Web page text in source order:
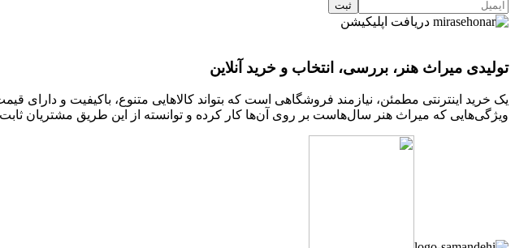
دریافت اپلیکیشن
تولیدی میراث هنر، بررسی، انتخاب و خرید آنلاین
یک خرید اینترنتی مطمئن، نیازمند فروشگاهی است که بتواند کالاهایی متنوع، باکیفیت و
ویژگی‌هایی که میراث هنر سال‌هاست بر روی آن‌ها کار کرده و توانسته از این طریق مشتریان ثابت